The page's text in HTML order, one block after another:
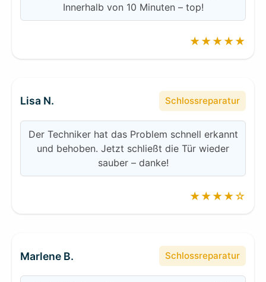
Innerhalb von 10 Minuten – top!
★★★★★
Lisa N. Schlossreparatur
Der Techniker hat das Problem schnell erkannt
und behoben. Jetzt schließt die Tür wieder
sauber – danke!
★★★★☆
Marlene B. Schlossreparatur